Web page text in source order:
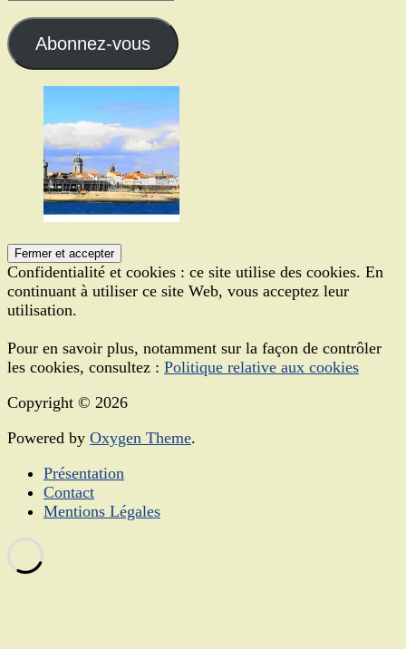
Abonnez-vous
Confidentialité et cookies : ce site utilise des cookies. En
continuant à utiliser ce site Web, vous acceptez leur
utilisation.
Pour en savoir plus, notamment sur la façon de contrôler
les cookies, consultez : Politique relative aux cookies
Copyright © 2026
Powered by Oxygen Theme.
Présentation
Contact
Mentions Légales